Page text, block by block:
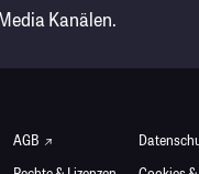
Kanälen.
AGB